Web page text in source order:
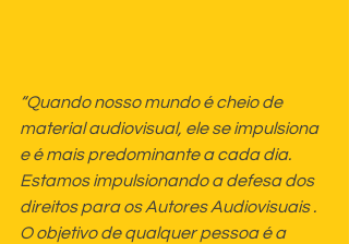
“Quando nosso mundo é cheio de
material audiovisual, ele se impulsiona
e é mais predominante a cada dia.
Estamos impulsionando a defesa dos
direitos para os Autores Audiovisuais .
O objetivo de qualquer pessoa é a